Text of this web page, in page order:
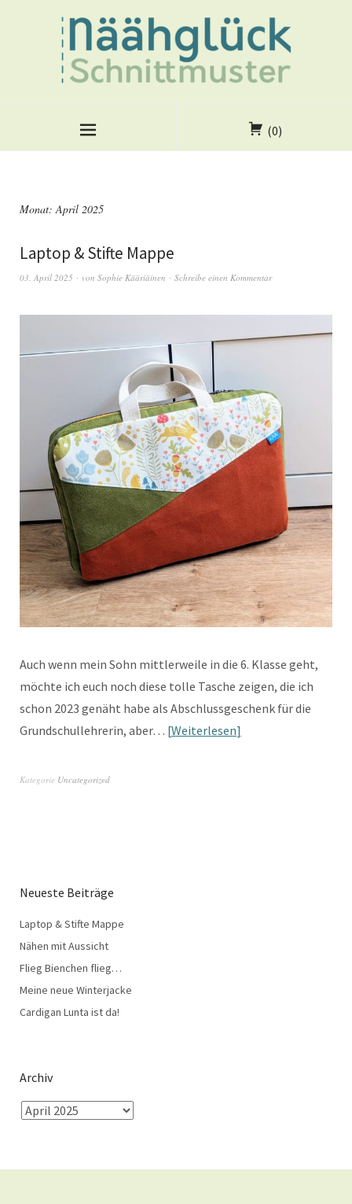
(0)
Monat:April 2025
Laptop & Stifte Mappe
03. April 2025 von Sophie Kääriäinen Schreibe einen Kommentar
Auch wenn mein Sohn mittlerweile in die 6. Klasse geht,
möchte ich euch noch diese tolle Tasche zeigen, die ich
schon 2023 genäht habe als Abschlussgeschenk für die
Grundschullehrerin, aber… Weiterlesen
Kategorie Uncategorized
Neueste Beiträge
Laptop & Stifte Mappe
Nähen mit Aussicht
Flieg Bienchen flieg…
Meine neue Winterjacke
Cardigan Lunta ist da!
Archiv